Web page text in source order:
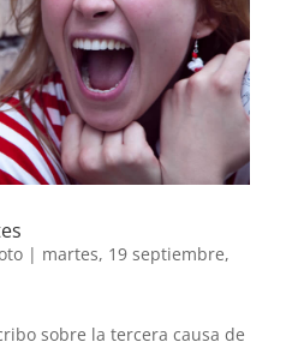
| martes, 19 septiembre,
sobre la tercera causa de